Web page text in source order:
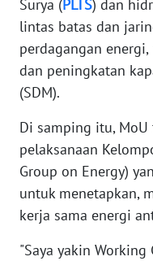
Surya (PLTS) dan
lintas batas dan
perdagangan
dan peningkatan
(SDM).
Di samping itu,
pelaksanaan
Group on Energy)
untuk menetapkan,
kerja sama energi
"Saya yakin
WN
NUSANTARA
WN
JOGJA
WN
JATIM
WN
BALI
WN